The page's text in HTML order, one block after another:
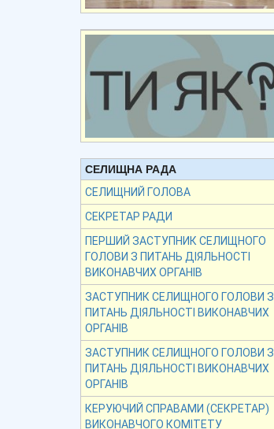
СЕЛИЩНА РАДА
СЕЛИЩНИЙ ГОЛОВА
СЕКРЕТАР РАДИ
ПЕРШИЙ ЗАСТУПНИК СЕЛИЩНОГО
ГОЛОВИ З ПИТАНЬ ДІЯЛЬНОСТІ
ВИКОНАВЧИХ ОРГАНІВ
ЗАСТУПНИК СЕЛИЩНОГО ГОЛОВИ З
ПИТАНЬ ДІЯЛЬНОСТІ ВИКОНАВЧИХ
ОРГАНІВ
ЗАСТУПНИК СЕЛИЩНОГО ГОЛОВИ З
ПИТАНЬ ДІЯЛЬНОСТІ ВИКОНАВЧИХ
ОРГАНІВ
КЕРУЮЧИЙ СПРАВАМИ (СЕКРЕТАР)
ВИКОНАВЧОГО КОМІТЕТУ